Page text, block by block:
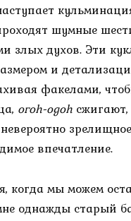
шумные
злых духов. Эти
и
факелами,
огoh-оgoh
впечатление.
когда мы можем
однажды старый